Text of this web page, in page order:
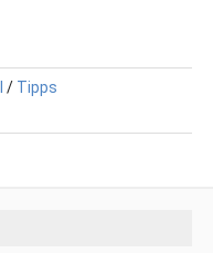
/ Tipps